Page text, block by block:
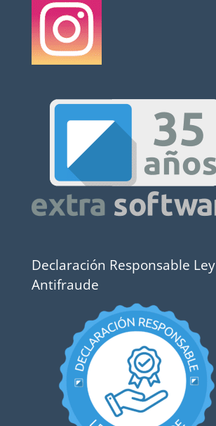
Declaración Responsable Ley
Antifraude